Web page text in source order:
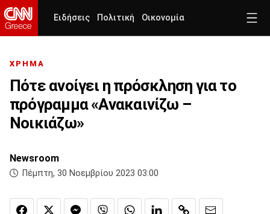
Ειδήσεις Πολιτική Οικονομία
ΧΡΗΜΑ
Πότε ανοίγει η πρόσκληση για το
πρόγραμμα «Ανακαινίζω –
Νοικιάζω»
Newsroom
Πέμπτη, 30 Νοεμβρίου 2023 03:00